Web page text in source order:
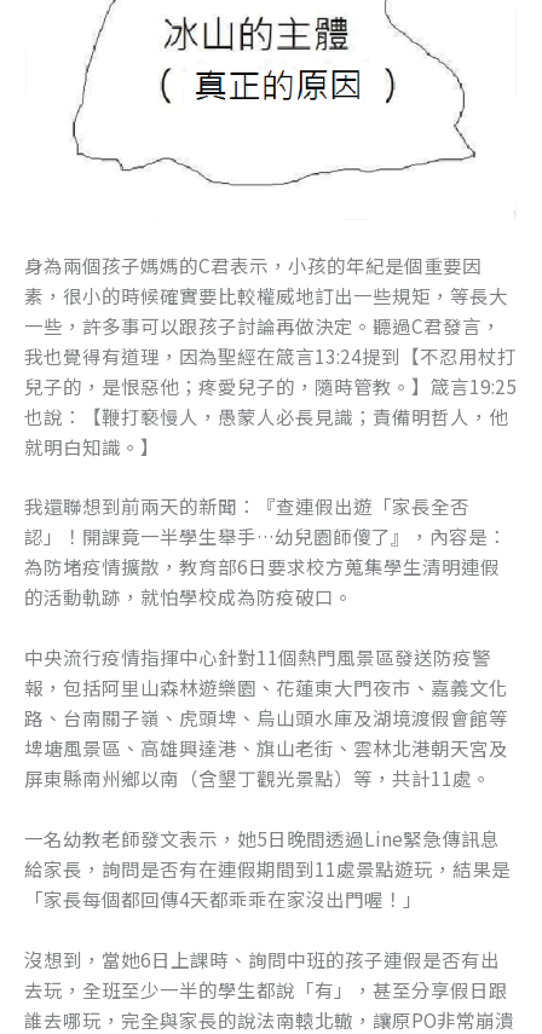
身為兩個孩子媽媽的C君表示，小孩的年紀是個重要因
素，很小的時候確實要比較權威地訂出一些規矩，等長大
一些，許多事可以跟孩子討論再做決定。聽過C君發言，
我也覺得有道理，因為聖經在箴言13:24提到【不忍用杖打
兒子的，是恨惡他；疼愛兒子的，隨時管教。】箴言19:25
也說：【鞭打褻慢人，愚蒙人必長見識；責備明哲人，他
就明白知識。】
我還聯想到前兩天的新聞：『查連假出遊「家長全否
認」！開課竟一半學生舉手…幼兒園師傻了』，內容是：
為防堵疫情擴散，教育部6日要求校方蒐集學生清明連假
的活動軌跡，就怕學校成為防疫破口。
中央流行疫情指揮中心針對11個熱門風景區發送防疫警
報，包括阿里山森林遊樂園、花蓮東大門夜市、嘉義文化
路、台南關子嶺、虎頭埤、烏山頭水庫及湖境渡假會館等
埤塘風景區、高雄興達港、旗山老街、雲林北港朝天宮及
屏東縣南州鄉以南（含墾丁觀光景點）等，共計11處。
一名幼教老師發文表示，她5日晚間透過Line緊急傳訊息
給家長，詢問是否有在連假期間到11處景點遊玩，結果是
「家長每個都回傳4天都乖乖在家沒出門喔！」
沒想到，當她6日上課時、詢問中班的孩子連假是否有出
去玩，全班至少一半的學生都說「有」，甚至分享假日跟
誰去哪玩，完全與家長的說法南轅北轍，讓原PO非常崩潰